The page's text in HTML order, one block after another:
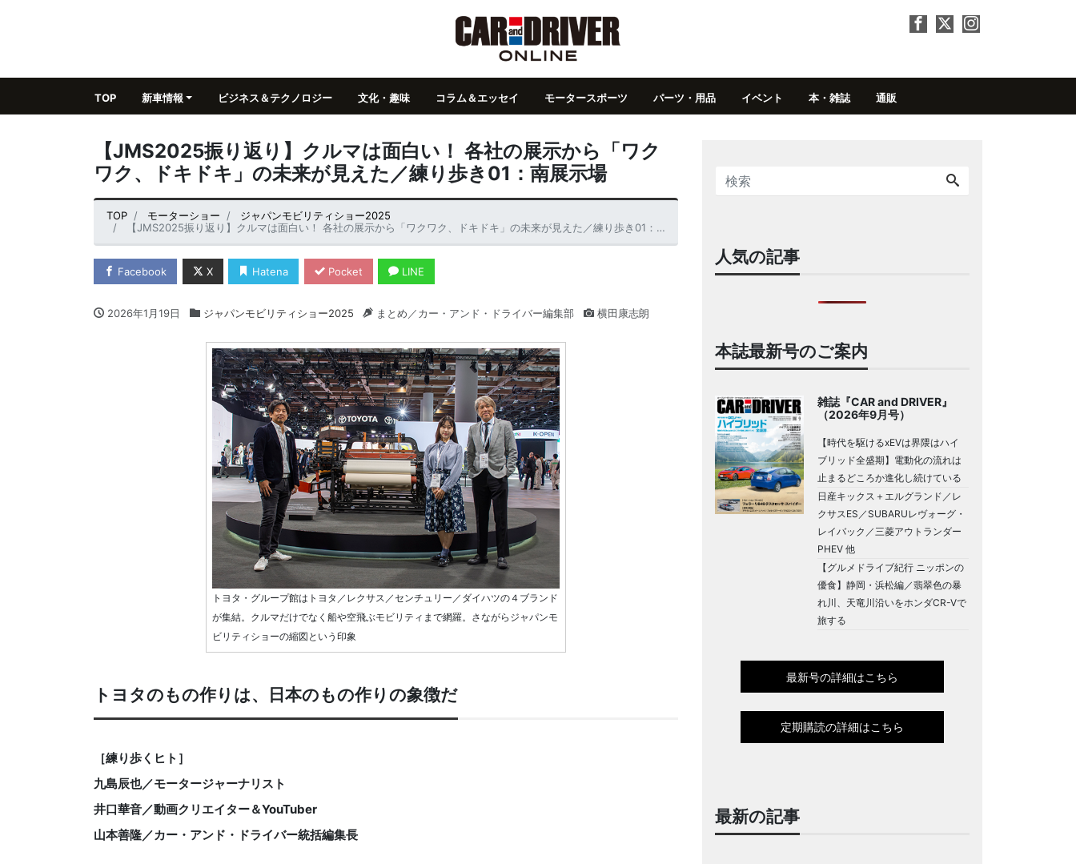
TOP 新車情報 ビジネス＆テクノロジー 文化・趣味 コラム＆エッセイ モータースポーツ パーツ・用品 イベント 本・雑誌 通販
【JMS2025振り返り】クルマは面白い！ 各社の展示から「ワク
ワク、ドキドキ」の未来が見えた／練り歩き01：南展示場
TOP モーターショー
ジャパンモビリティショー2025
【JMS2025振り返り】クルマは面白い！ 各社の展示から「ワクワク、ドキドキ」の未来が見えた／練り歩き01：南展示場
Facebook X Hatena Pocket LINE
2026年1月19日 ジャパンモビリティショー2025 まとめ／カー・アンド・ドライバー編集部 横田康志朗
トヨタ・グループ館はトヨタ／レクサス／センチュリー／ダイハツの４ブランド
が集結。クルマだけでなく船や空飛ぶモビリティまで網羅。さながらジャパンモ
ビリティショーの縮図という印象
トヨタのもの作りは、日本のもの作りの象徴だ
［練り歩くヒト］
九島辰也／モータージャーナリスト
井口華音／動画クリエイター＆YouTuber
山本善隆／カー・アンド・ドライバー統括編集長
人気の記事
本誌最新号のご案内
雑誌『CAR and DRIVER』
（2026年9月号）
【時代を駆けるxEVは界隈はハイ
ブリッド全盛期】電動化の流れは
止まるどころか進化し続けている
日産キックス＋エルグランド／レ
クサスES／SUBARUレヴォーグ・
レイバック／三菱アウトランダー
PHEV 他
【グルメドライブ紀行 ニッポンの
優食】静岡・浜松編／翡翠色の暴
れ川、天竜川沿いをホンダCR-Vで
旅する
最新号の詳細はこちら
定期購読の詳細はこちら
最新の記事